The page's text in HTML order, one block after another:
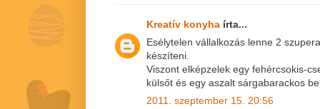
Kreatív konyha írta...
Esélytelen vállalkozás lenne 2
készíteni.
Viszont elképzelek egy fehércsokis-
külsőt és egy aszalt sárgabarackos
2011. szeptember 15. 20:56